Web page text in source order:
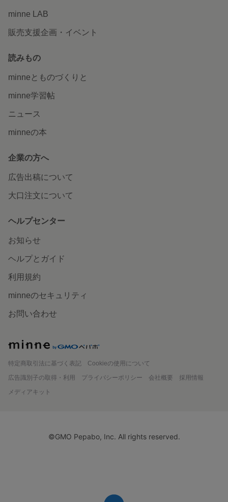
minne LAB
販売支援企画・イベント
読みもの
minneとものづくりと
minne学習帖
ニュース
minneの本
企業の方へ
広告出稿について
大口注文について
ヘルプセンター
お知らせ
ヘルプとガイド
利用規約
minneのセキュリティ
お問い合わせ
特定商取引法に基づく表記
Cookieの使用について
広告識別子の取得・利用
プライバシーポリシー 会社概要
採用情報
メディアキット
©GMO Pepabo, Inc. All rights reserved.